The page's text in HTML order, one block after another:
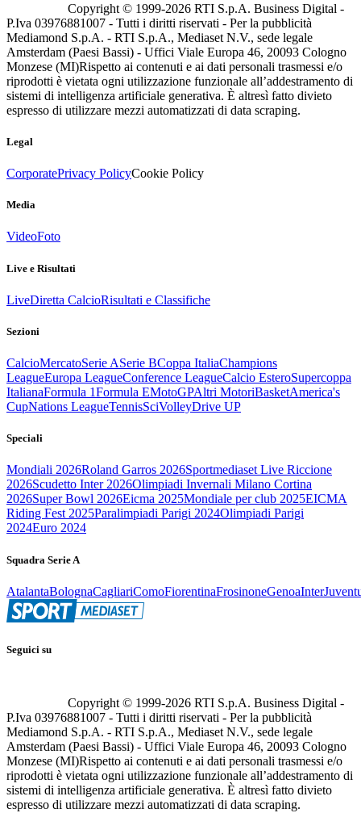
Copyright © 1999-2026 RTI S.p.A. Business Digital -
P.Iva 03976881007 - Tutti i diritti riservati - Per la pubblicità
Mediamond S.p.A. - RTI S.p.A., Mediaset N.V., sede legale
Amsterdam (Paesi Bassi) - Uffici Viale Europa 46, 20093 Cologno
Monzese (MI)Rispetto ai contenuti e ai dati personali trasmessi e/o
riprodotti è vietata ogni utilizzazione funzionale all’addestramento di
sistemi di intelligenza artificiale generativa. È altresì fatto divieto
espresso di utilizzare mezzi automatizzati di data scraping.
Legal
CorporatePrivacy PolicyCookie Policy
Media
VideoFoto
Live e Risultati
LiveDiretta CalcioRisultati e Classifiche
Sezioni
CalcioMercatoSerie ASerie BCoppa ItaliaChampions
LeagueEuropa LeagueConference LeagueCalcio EsteroSupercoppa
ItalianaFormula 1Formula EMotoGPAltri MotoriBasketAmerica's
CupNations LeagueTennisSciVolleyDrive UP
Speciali
Mondiali 2026Roland Garros 2026Sportmediaset Live Riccione
2026Scudetto Inter 2026Olimpiadi Invernali Milano Cortina
2026Super Bowl 2026Eicma 2025Mondiale per club 2025EICMA
Riding Fest 2025Paralimpiadi Parigi 2024Olimpiadi Parigi
2024Euro 2024
Squadra Serie A
AtalantaBolognaCagliariComoFiorentinaFrosinoneGenoaInter
Seguici su
Copyright © 1999-2026 RTI S.p.A. Business Digital -
P.Iva 03976881007 - Tutti i diritti riservati - Per la pubblicità
Mediamond S.p.A. - RTI S.p.A., Mediaset N.V., sede legale
Amsterdam (Paesi Bassi) - Uffici Viale Europa 46, 20093 Cologno
Monzese (MI)Rispetto ai contenuti e ai dati personali trasmessi e/o
riprodotti è vietata ogni utilizzazione funzionale all’addestramento di
sistemi di intelligenza artificiale generativa. È altresì fatto divieto
espresso di utilizzare mezzi automatizzati di data scraping.